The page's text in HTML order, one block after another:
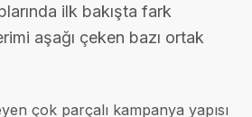
ilk bakışta fark
aşağı çeken bazı ortak
çok parçalı kampanya yapısı